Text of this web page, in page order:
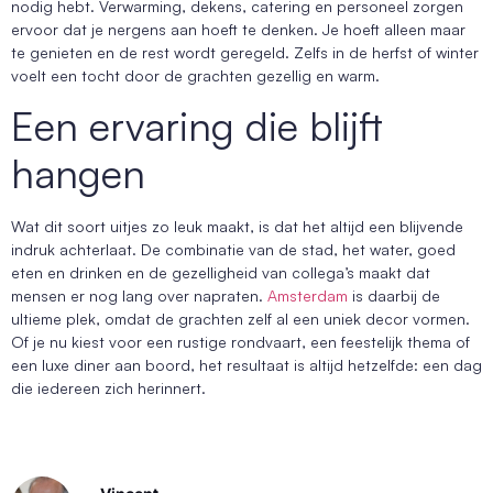
nodig hebt. Verwarming, dekens, catering en personeel zorgen
ervoor dat je nergens aan hoeft te denken. Je hoeft alleen maar
te genieten en de rest wordt geregeld. Zelfs in de herfst of winter
voelt een tocht door de grachten gezellig en warm.
Een ervaring die blijft
hangen
Wat dit soort uitjes zo leuk maakt, is dat het altijd een blijvende
indruk achterlaat. De combinatie van de stad, het water, goed
eten en drinken en de gezelligheid van collega’s maakt dat
mensen er nog lang over napraten. Amsterdam is daarbij de
ultieme plek, omdat de grachten zelf al een uniek decor vormen.
Of je nu kiest voor een rustige rondvaart, een feestelijk thema of
een luxe diner aan boord, het resultaat is altijd hetzelfde: een dag
die iedereen zich herinnert.